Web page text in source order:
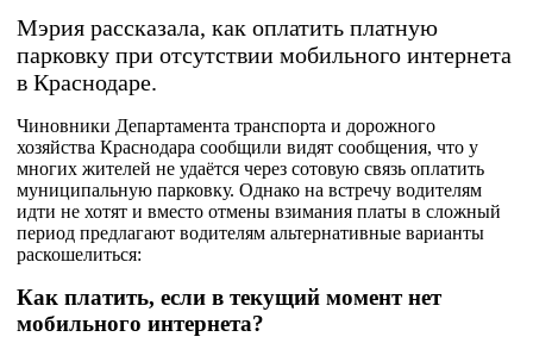
Мэрия рассказала, как оплатить платную
парковку при отсутствии мобильного интернета
в Краснодаре.
Чиновники Департамента транспорта и дорожного
хозяйства Краснодара сообщили видят сообщения, что у
многих жителей не удаётся через сотовую связь оплатить
муниципальную парковку. Однако на встречу водителям
идти не хотят и вместо отмены взимания платы в сложный
период предлагают водителям альтернативные варианты
раскошелиться:
Как платить, если в текущий момент нет
мобильного интернета?